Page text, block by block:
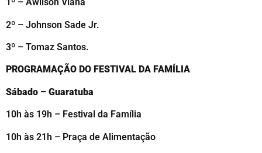
2º – Johnson Sade Jr.
3º – Tomaz Santos.
PROGRAMAÇÃO DO FESTIVAL DA FAMÍLIA
Sábado – Guaratuba
10h às 19h – Festival da Família
10h às 21h – Praça de Alimentação